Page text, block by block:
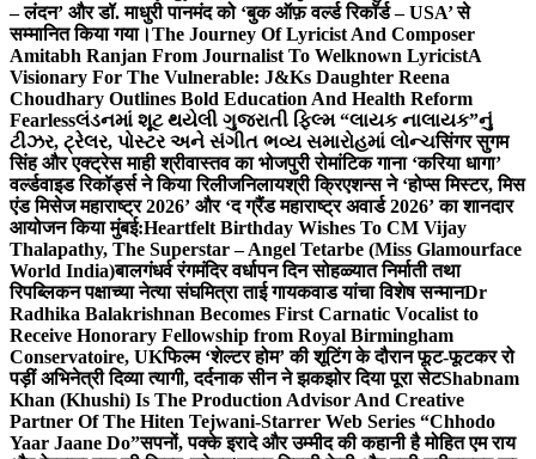
– लंदन’ और डॉ. माधुरी पानमंद को ‘बुक ऑफ़ वर्ल्ड रिकॉर्ड – USA’ से
सम्मानित किया गया।The Journey Of Lyricist And Composer
Amitabh Ranjan From Journalist To Welknown LyricistA
Visionary For The Vulnerable: J&Ks Daughter Reena
Choudhary Outlines Bold Education And Health Reform
Fearlessલંડનમાં શૂટ થયેલી ગુજરાતી ફિલ્મ “લાયક નાલાયક”નું
ટીઝર, ટ્રેલર, પોસ્ટર અને સંગીત ભવ્ય સમારોહમાં લોન્ચसिंगर सुगम
सिंह और एक्ट्रेस माही श्रीवास्तव का भोजपुरी रोमांटिक गाना ‘करिया धागा’
वर्ल्डवाइड रिकॉर्ड्स ने किया रिलीजनिलायश्री क्रिएशन्स ने ‘होप्स मिस्टर, मिस
एंड मिसेज महाराष्ट्र 2026’ और ‘द ग्रैंड महाराष्ट्र अवार्ड 2026’ का शानदार
आयोजन किया मुंबई:Heartfelt Birthday Wishes To CM Vijay
Thalapathy, The Superstar – Angel Tetarbe (Miss Glamourface
World India)बालगंधर्व रंगमंदिर वर्धापन दिन सोहळ्यात निर्माती तथा
रिपब्लिकन पक्षाच्या नेत्या संघमित्रा ताई गायकवाड यांचा विशेष सन्मानDr
Radhika Balakrishnan Becomes First Carnatic Vocalist to
Receive Honorary Fellowship from Royal Birmingham
Conservatoire, UKफिल्म ‘शेल्टर होम’ की शूटिंग के दौरान फूट-फूटकर रो
पड़ीं अभिनेत्री दिव्या त्यागी, दर्दनाक सीन ने झकझोर दिया पूरा सेटShabnam
Khan (Khushi) Is The Production Advisor And Creative
Partner Of The Hiten Tejwani-Starrer Web Series “Chhodo
Yaar Jaane Do”सपनों, पक्के इरादे और उम्मीद की कहानी है मोहित एम राय